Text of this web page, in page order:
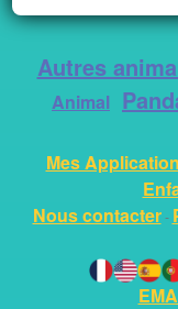
Autres
Animal
Mes
Nous contacter-